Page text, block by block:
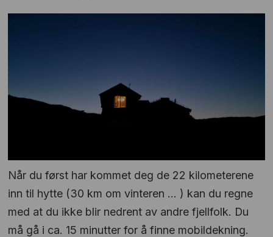
Når du først har kommet deg de 22 kilometerene
inn til hytte (30 km om vinteren ... ) kan du regne
med at du ikke blir nedrent av andre fjellfolk. Du
må gå i ca. 15 minutter for å finne mobildekning.